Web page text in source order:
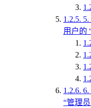
1.2.5. 5.
用户的
1.2.6. 6.
“管理